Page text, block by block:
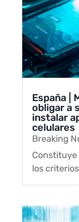
España |
obligar a
instalar
celulares
Breaking
los